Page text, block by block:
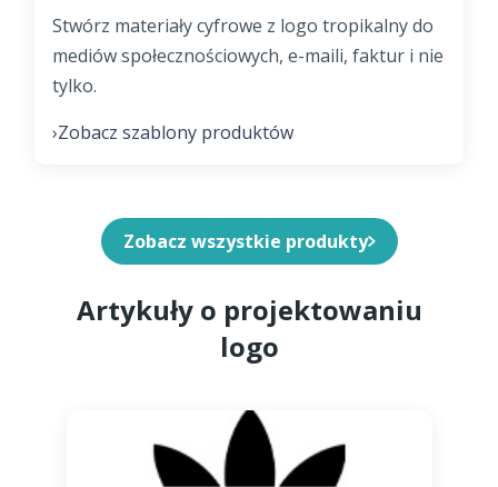
Stwórz materiały cyfrowe z logo tropikalny do
mediów społecznościowych, e-maili, faktur i nie
tylko.
›Zobacz szablony produktów
Zobacz wszystkie produkty
Artykuły o projektowaniu
logo